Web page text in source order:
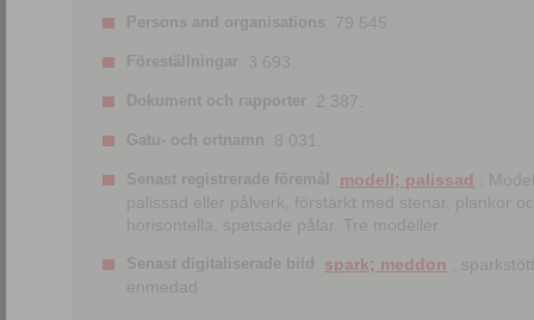
Persons and organisations 79 545.
Föreställningar 3 693.
Dokument och rapporter 2 387.
Gatu- och ortnamn 8 031.
Senast registrerade föremål modell; palissad
;
palissad eller pålverk, förstärkt med stenar, plankor
horisontella, spetsade pålar. Tre modeller.
Senast digitaliserade bild spark; meddon ;
enmedad